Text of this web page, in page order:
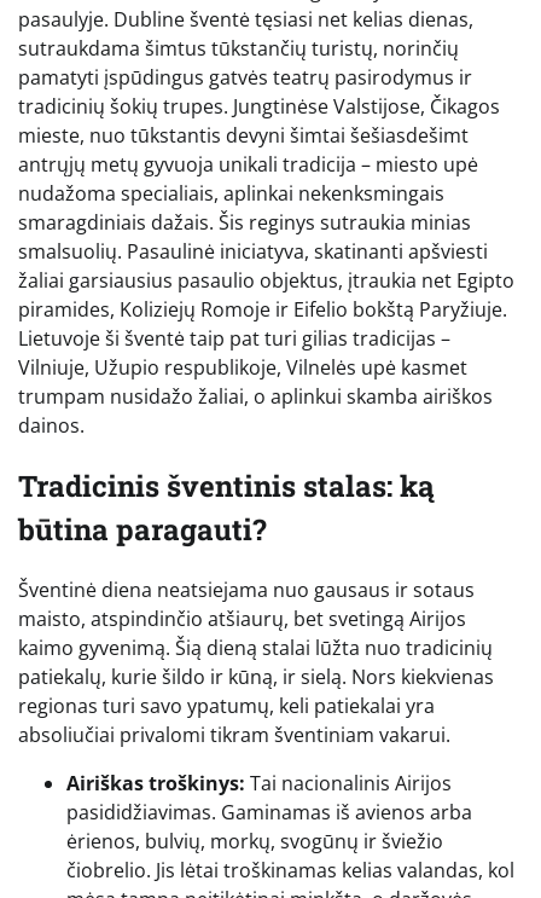
pasaulyje. Dubline šventė tęsiasi net kelias dienas,
sutraukdama šimtus tūkstančių turistų, norinčių
pamatyti įspūdingus gatvės teatrų pasirodymus ir
tradicinių šokių trupes. Jungtinėse Valstijose, Čikagos
mieste, nuo tūkstantis devyni šimtai šešiasdešimt
antrųjų metų gyvuoja unikali tradicija – miesto upė
nudažoma specialiais, aplinkai nekenksmingais
smaragdiniais dažais. Šis reginys sutraukia minias
smalsuolių. Pasaulinė iniciatyva, skatinanti apšviesti
žaliai garsiausius pasaulio objektus, įtraukia net Egipto
piramides, Koliziejų Romoje ir Eifelio bokštą Paryžiuje.
Lietuvoje ši šventė taip pat turi gilias tradicijas –
Vilniuje, Užupio respublikoje, Vilnelės upė kasmet
trumpam nusidažo žaliai, o aplinkui skamba airiškos
dainos.
Tradicinis šventinis stalas: ką
būtina paragauti?
Šventinė diena neatsiejama nuo gausaus ir sotaus
maisto, atspindinčio atšiaurų, bet svetingą Airijos
kaimo gyvenimą. Šią dieną stalai lūžta nuo tradicinių
patiekalų, kurie šildo ir kūną, ir sielą. Nors kiekvienas
regionas turi savo ypatumų, keli patiekalai yra
absoliučiai privalomi tikram šventiniam vakarui.
Airiškas troškinys: Tai nacionalinis Airijos
pasididžiavimas. Gaminamas iš avienos arba
ėrienos, bulvių, morkų, svogūnų ir šviežio
čiobrelio. Jis lėtai troškinamas kelias valandas, kol